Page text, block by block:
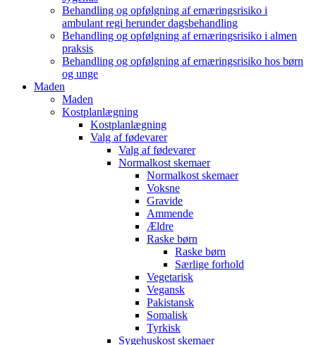
Behandling og opfølgning af ernæringsrisiko i
ambulant regi herunder dagsbehandling
Behandling og opfølgning af ernæringsrisiko i almen
praksis
Behandling og opfølgning af ernæringsrisiko hos børn
og unge
Maden
Maden
Kostplanlægning
Kostplanlægning
Valg af fødevarer
Valg af fødevarer
Normalkost skemaer
Normalkost skemaer
Voksne
Gravide
Ammende
Ældre
Raske børn
Raske børn
Særlige forhold
Vegetarisk
Vegansk
Pakistansk
Somalisk
Tyrkisk
Sygehuskost skemaer